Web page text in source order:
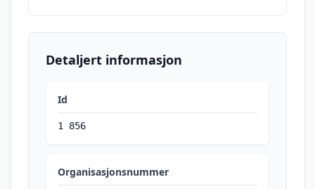
Detaljert informasjon
Id
1 856
Organisasjonsnummer